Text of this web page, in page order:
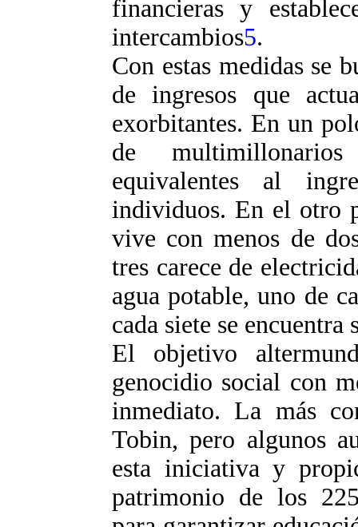
financieras y
intercambios5.
Con estas medidas se
de ingresos que
exorbitantes. En un
de
equivalentes al
individuos. En el otro
vive con menos de
tres carece de
agua potable, uno de
cada siete se encuentra
El objetivo
genocidio social con
inmediato. La más
Tobin, pero algunos
esta iniciativa y
patrimonio de los